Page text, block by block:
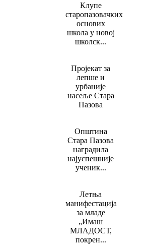
Клупе
старопазовачких
основих
школа у новој
школск...
Пројекат за
лепше и
урбаније
насеље Стара
Пазова
Општина
Стара Пазова
наградила
најуспешније
ученик...
Летња
манифестација
за младе
„Имаш
МЛАДОСТ,
покрен...